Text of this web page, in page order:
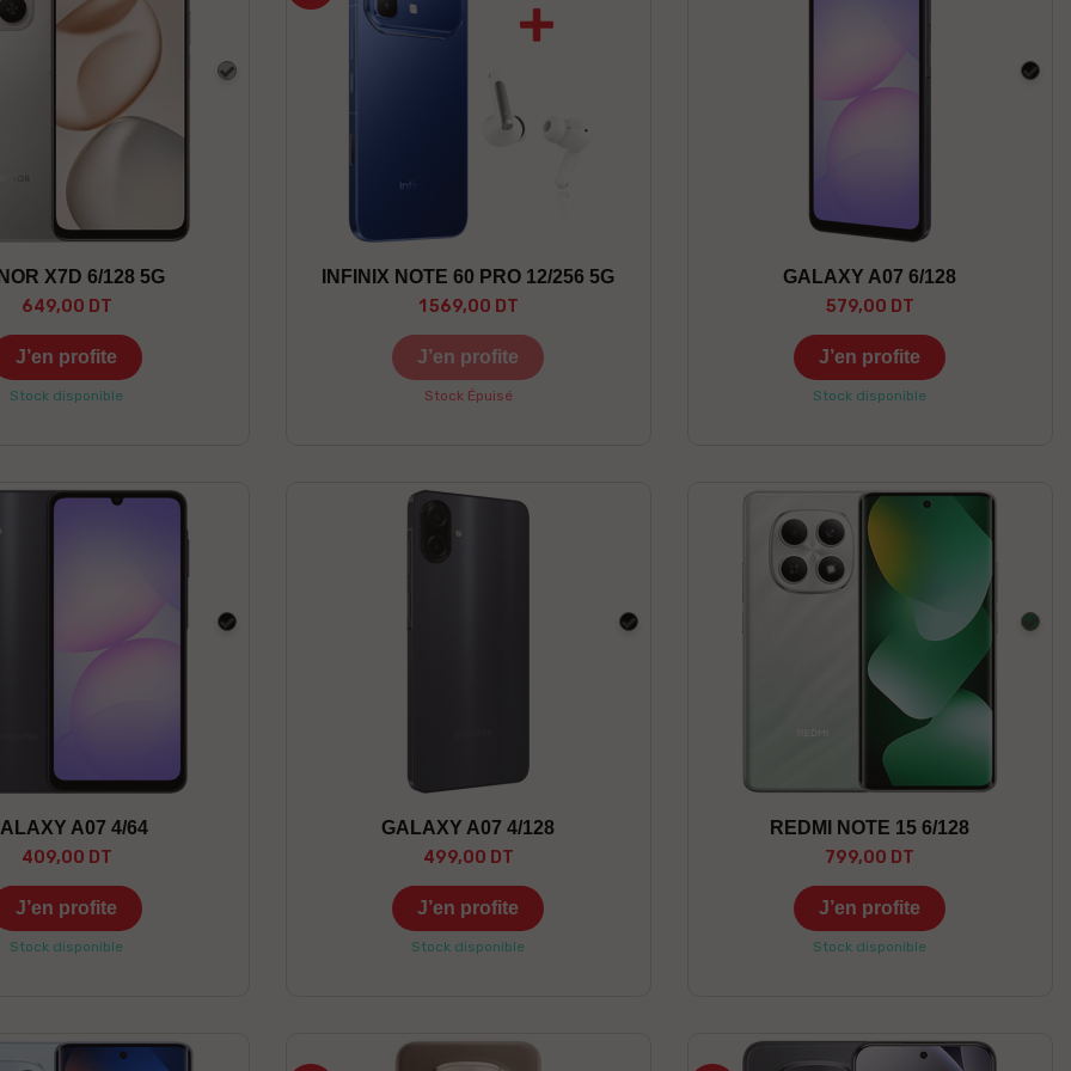
X7D 6/128 5G
649,00 DT
Argent
J’en profite
Stock disponible
INFINIX NOTE 60 PRO 12/256 5G
1 569,00 DT
J’en profite
Stock Épuisé
GALAXY A07 6/128
579,00 DT
Noir
J’en profite
Stock disponible
A07 4/64
409,00 DT
Noir
J’en profite
Stock disponible
GALAXY A07 4/128
499,00 DT
Noir
J’en profite
Stock disponible
REDMI NOTE 15 6/128
799,00 DT
Vert
J’en profite
Stock disponible